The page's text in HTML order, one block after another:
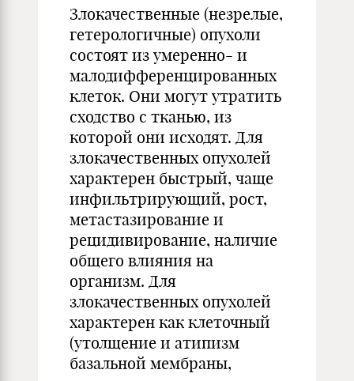
Злокачественные (незрелые,
гетерологичные) опухоли
состоят из умеренно- и
малодифференцированных
клеток. Они могут утратить
сходство с тканью, из
которой они исходят. Для
злокачественных опухолей
характерен быстрый, чаще
инфильтрирующий, рост,
метастазирование и
рецидивирование, наличие
общего влияния на
организм. Для
злокачественных опухолей
характерен как клеточный
(утолщение и атипизм
базальной мембраны,